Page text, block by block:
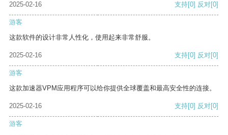
2025-02-16
支持[0] 反对[0]
游客
这款软件的设计非常人性化，使用起来非常舒服。
2025-02-16 支持[0] 反对[0]
游客
这款加速器VPM应用程序可以给你提供全球覆盖和最高安全性的连接。
2025-02-16 支持[0] 反对[0]
游客